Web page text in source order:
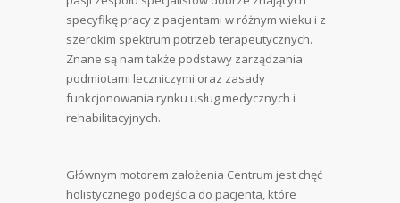
specyfikę pracy z pacjentami w różnym wieku i z
szerokim spektrum potrzeb terapeutycznych.
Znane są nam także podstawy zarządzania
podmiotami leczniczymi oraz zasady
funkcjonowania rynku usług medycznych i
rehabilitacyjnych.
Głównym motorem założenia Centrum jest chęć
holistycznego podejścia do pacjenta, które